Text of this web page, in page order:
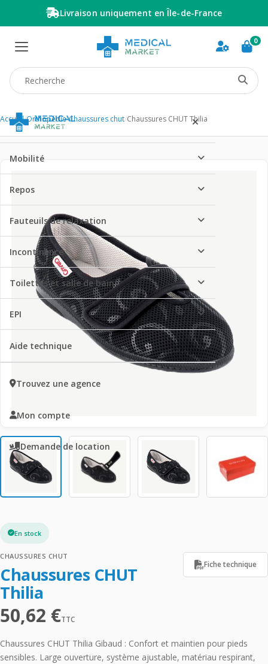
Livraison uniquement en Île-de-France
Recherche produit
0
Mobilité
Repos
Fauteuils de relaxation
Incontinence
Toilettes et salle de bain
EPI
Aide technique
Trouvez une agence
Mon compte
Demande de location
Accueil/Orthopédie/Chaussures chut/Chaussures CHUT Thilia
En stock
CHAUSSURES CHUT
Chaussures CHUT
Thilia
Fiche technique
50,62 €TTC
Chaussures CHUT Thilia Gibaud : Confort et maintien pour pieds
sensibles. Large ouverture, système ajustable, matériau respirant,